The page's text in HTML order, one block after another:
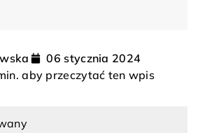
06 stycznia 2024
aby przeczytać ten wpis